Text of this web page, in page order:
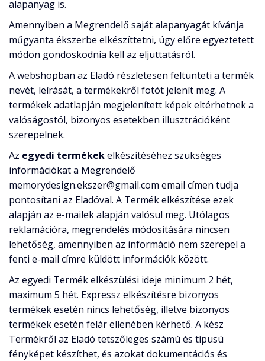
alapanyag is.
Amennyiben a Megrendelő saját alapanyagát kívánja
műgyanta ékszerbe elkészíttetni, úgy előre egyeztetett
módon gondoskodnia kell az eljuttatásról.
A webshopban az Eladó részletesen feltünteti a termék
nevét, leírását, a termékekről fotót jelenít meg. A
termékek adatlapján megjelenített képek eltérhetnek a
valóságostól, bizonyos esetekben illusztrációként
szerepelnek.
Az egyedi termékekelkészítéséhez szükséges
információkat a Megrendelő
memorydesign.ekszer@gmail.com email címen tudja
pontosítani az Eladóval. A Termék elkészítése ezek
alapján az e-mailek alapján valósul meg. Utólagos
reklamációra, megrendelés módosítására nincsen
lehetőség, amennyiben az információ nem szerepel a
fenti e-mail címre küldött információk között.
Az egyedi Termék elkészülési ideje minimum 2 hét,
maximum 5 hét. Expressz elkészítésre bizonyos
termékek esetén nincs lehetőség, illetve bizonyos
termékek esetén felár ellenében kérhető. A kész
Termékről az Eladó tetszőleges számú és típusú
fényképet készíthet, és azokat dokumentációs és